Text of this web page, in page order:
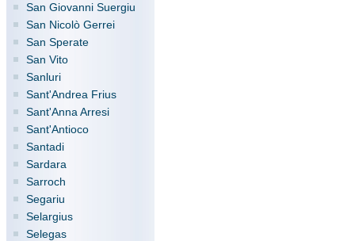
San Giovanni Suergiu
San Nicolò Gerrei
San Sperate
San Vito
Sanluri
Sant'Andrea Frius
Sant'Anna Arresi
Sant'Antioco
Santadi
Sardara
Sarroch
Segariu
Selargius
Selegas